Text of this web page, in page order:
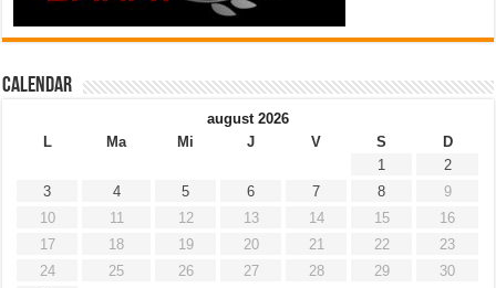
Calendar
august 2026
L
Ma Mi J V S
D
1
2
3
4 5 6 7 8
9
10
11 12 13 14 15
16
17
18 19 20 21 22
23
24
25 26 27 28 29
30